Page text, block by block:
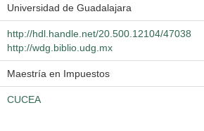
Universidad de Guadalajara
http://hdl.handle.net/20.500.12104/47038
http://wdg.biblio.udg.mx
Maestría en Impuestos
CUCEA